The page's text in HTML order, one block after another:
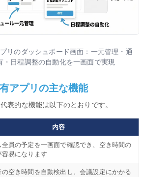
リのダッシュボード画面：一元管理・通
・日程調整の自動化を一画面で実現
アプリの主な機能
表的な機能は以下のとおりです。
内容
全員の予定を一画面で確認でき、空き時間の
容易になります
の空き時間を自動検出し、会議設定にかかる